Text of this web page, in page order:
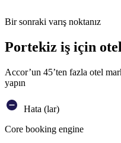
Bir sonraki varış noktanız
Portekiz iş için
Accor’un 45’ten fazla otel
yapın
Hata (lar)
Core booking engine